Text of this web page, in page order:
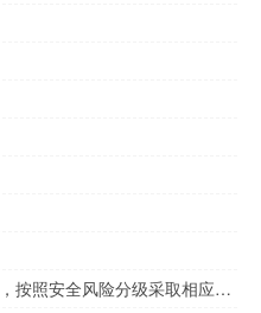
生产经营单位应当建立什么制度，按照安全风险分级采取相应的管控措施